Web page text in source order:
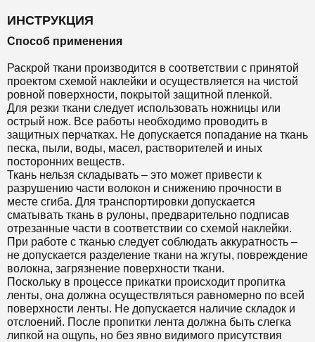
ИНСТРУКЦИЯ
Способ применения
Раскрой ткани производится в соответствии с принятой
проектом схемой наклейки и осуществляется на чистой
ровной поверхности, покрытой защитной пленкой.
Для резки ткани следует использовать ножницы или
острый нож. Все работы необходимо проводить в
защитных перчатках. Не допускается попадание на ткань
песка, пыли, воды, масел, растворителей и иных
посторонних веществ.
Ткань нельзя складывать – это может привести к
разрушению части волокон и снижению прочности в
месте сгиба. Для транспортировки допускается
сматывать ткань в рулоны, предварительно подписав
отрезанные части в соответствии со схемой наклейки.
При работе с тканью следует соблюдать аккуратность –
не допускается разделение ткани на жгуты, повреждение
волокна, загрязнение поверхности ткани.
Поскольку в процессе прикатки происходит пропитка
ленты, она должна осуществляться равномерно по всей
поверхности ленты. Не допускается наличие складок и
отслоений. После пропитки лента должна быть слегка
липкой на ощупь, но без явно видимого присутствия